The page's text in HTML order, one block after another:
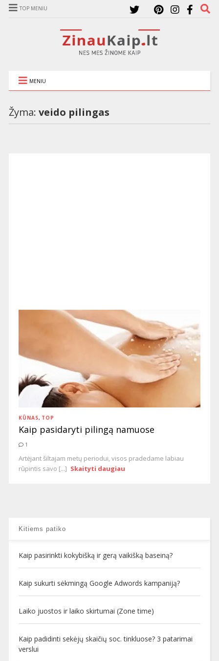
TOP MENIU
MENIU
Žyma: veido pilingas
KŪNAS, TOP
Kaip pasidaryti pilingą namuose
1
Artėjant šiltajam metų periodui, visos pradedame labiau
rūpintis savo [...] Skaityti daugiau
Kitiems patiko
Kaip pasirinkti kokybišką ir gerą vaikišką baseiną?
Kaip sukurti sėkmingą Google Adwords kampaniją?
Laiko juostos ir laiko skirtumai (Zone time)
Kaip padidinti sekėjų skaičių soc. tinkluose? 3 patarimai
verslui